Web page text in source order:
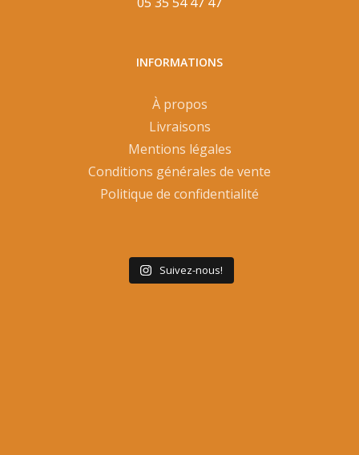
INFORMATIONS
À propos
Livraisons
Mentions légales
Conditions générales de vente
Politique de confidentialité
Suivez-nous!